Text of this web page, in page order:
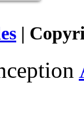
|